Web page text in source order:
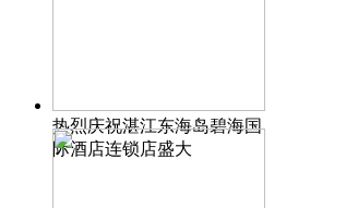
热烈庆祝湛江东海岛碧海国
际酒店连锁店盛大